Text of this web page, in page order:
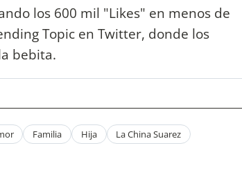
los 600 mil "Likes" en menos de
Topic en Twitter, donde los
bebita.
Familia Hija La China Suarez